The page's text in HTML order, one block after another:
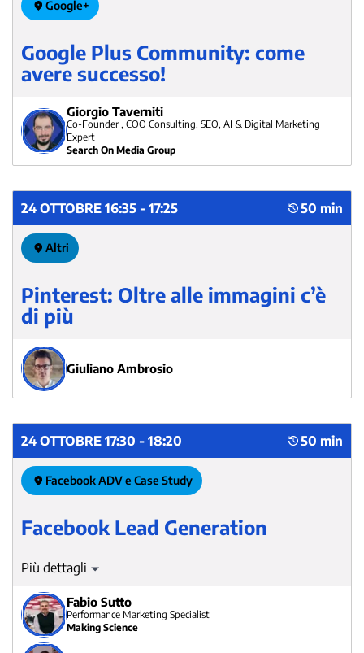
Google+
Google Plus Community: come
avere successo!
Giorgio Taverniti
Co-Founder , COO Consulting, SEO, AI & Digital Marketing
Expert
Search On Media Group
24 OTTOBRE 16:35 - 17:25 50 min
Altri
Pinterest: Oltre alle immagini c’è
di più
Giuliano Ambrosio
24 OTTOBRE 17:30 - 18:20 50 min
Facebook ADV e Case Study
Facebook Lead Generation
Nei casi di studio proposti verranno illustrati esempi di
settori difficili come quello "finance") con CPL quasi
sempre migliori rispetto a quelli di Adwords.
Fabio Sutto
Performance Marketing Specialist
Making Science